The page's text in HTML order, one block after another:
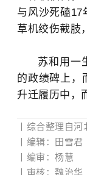
与风沙死磕17
草机绞伤截肢
苏和用一
的政绩碑上，
升迁履历中，
丨综合整理自河
丨编辑：田雪君
丨编审：杨慧
审核：魏治华